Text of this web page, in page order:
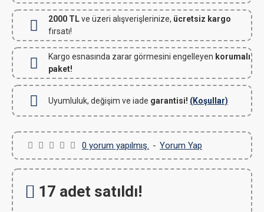
2000 TLve üzeri alışverişlerinize, ücretsiz kargo
fırsatı!
Kargo esnasında zarar görmesini engelleyen korumalı
paket!
Uyumluluk, değişim ve iade garantisi! (Koşullar)
0 yorum yapılmış. - Yorum Yap
17 adet satıldı!